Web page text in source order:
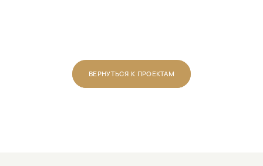
ВЕРНУТЬСЯ К ПРОЕКТАМ